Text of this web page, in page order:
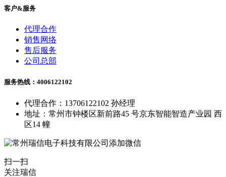
客户&服务
代理合作
销售网络
售后服务
公司总部
服务热线：4006122102
代理合作：13706122102 孙经理
地址：常州市钟楼区新前路45 号京东智能智造产业园 西
区14 幢
扫一扫
关注瑞信